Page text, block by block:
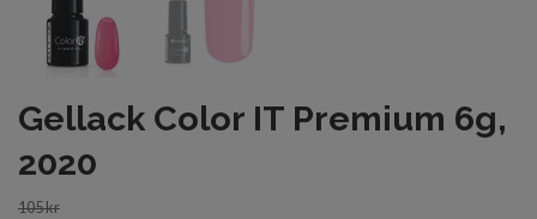
Gellack Color IT Premium 6g,
2020
105 kr